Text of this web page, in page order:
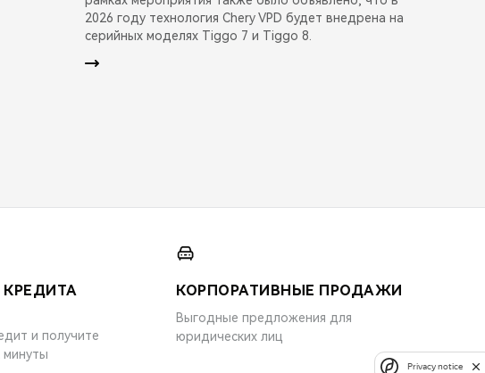
2026 году технология Chery VPD будет внедрена на
серийных моделях Tiggo 7 и Tiggo 8.
и получите
минуты
КОРПОРАТИВНЫЕ ПРОДАЖИ
Выгодные предложения для
юридических лиц
Privacy notice